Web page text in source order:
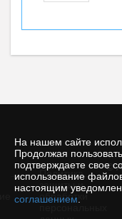
На нашем сайте
Продолжая
подтверждаете свое
использование
настоящим
соглашением
©
Политика
защиты и
обработки